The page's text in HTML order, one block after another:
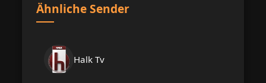
Ähnliche Sender
Halk Tv